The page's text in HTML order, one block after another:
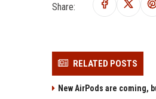
Share:
RELATED POSTS
New AirPods are coming,